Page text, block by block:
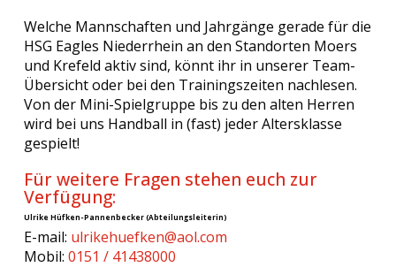
Welche Mannschaften und Jahrgänge gerade für die
HSG Eagles Niederrhein an den Standorten Moers
und Krefeld aktiv sind, könnt ihr in unserer Team-
Übersicht oder bei den Trainingszeiten nachlesen.
Von der Mini-Spielgruppe bis zu den alten Herren
wird bei uns Handball in (fast) jeder Altersklasse
gespielt!
Für weitere Fragen stehen euch zur
Verfügung:
Ulrike Hüfken-Pannenbecker (Abteilungsleiterin)
E-mail: ulrikehuefken@aol.com
Mobil: 0151 / 41438000